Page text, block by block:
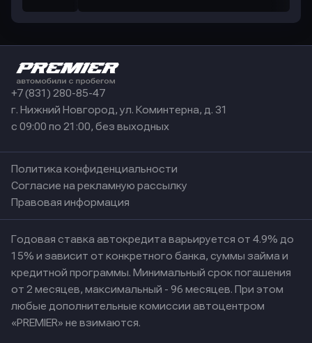
+7 (831) 280-85-47
г. Нижний Новгород, ул. Коминтерна, д. 31
с 09:00 по 21:00, без выходных
Политика конфиденциальности
Согласие на рекламную рассылку
Правовая информация
Годовая ставка автокредита варьируется от 4.9% до
15% и зависит от конкретного банка, суммы займа и
кредитной программы. Минимальный срок погашения
от 2 месяцев, максимальный - 96 месяцев. При этом
любые дополнительные комиссии автоцентром
«PREMIER» не взимаются.